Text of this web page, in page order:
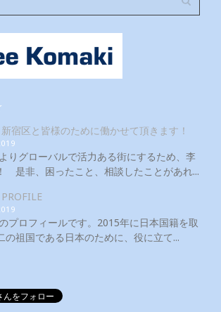
宿区と皆様のために働かせて頂きます！
りグローバルで活力ある街にするため、李
是非、困ったこと、相談したことがあれ...
プロフィールです。2015年に日本国籍を取
の祖国である日本のために、役に立て...